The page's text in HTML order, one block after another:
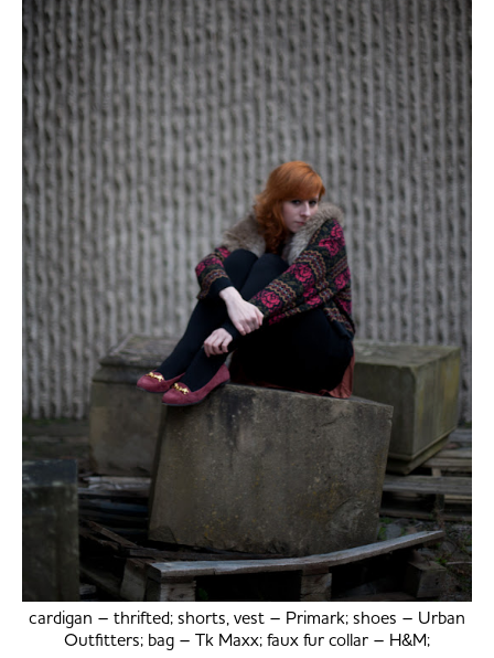
cardigan – thrifted; shorts, vest – Primark; shoes – Urban
Outfitters; bag – Tk Maxx; faux fur collar – H&M;